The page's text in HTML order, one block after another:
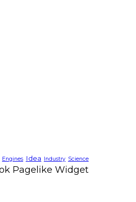
Engines Idea Industry Science